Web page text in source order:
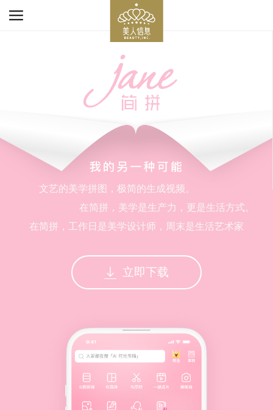

文艺的美学拼图，极简的生成视频。
在简拼，美学是生产力，更是生活方式。
在简拼，工作日是美学设计师，周末是生活艺术家
 立即下载